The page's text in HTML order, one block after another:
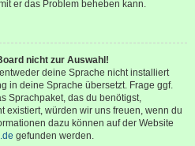
er das Problem beheben kann.
nicht zur Auswahl!
deine Sprache nicht installiert
in deine Sprache übersetzt. Frage ggf.
Sprachpaket, das du benötigst,
existiert, würden wir uns freuen, wenn du
dazu können auf der Website
gefunden werden.